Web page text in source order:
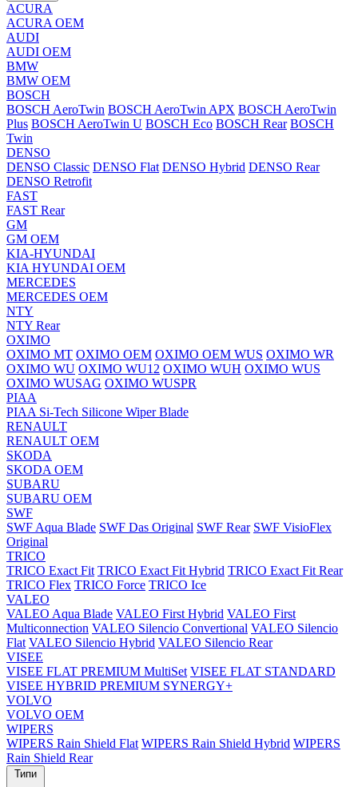
ACURA
ACURA OEM
AUDI
AUDI OEM
BMW
BMW OEM
BOSCH
BOSCH AeroTwin BOSCH AeroTwin APX BOSCH AeroTwin
Plus BOSCH AeroTwin U BOSCH Eco BOSCH Rear BOSCH
Twin
DENSO
DENSO Classic DENSO Flat DENSO Hybrid DENSO Rear
DENSO Retrofit
FAST
FAST Rear
GM
GM OEM
KIA-HYUNDAI
KIA HYUNDAI OEM
MERCEDES
MERCEDES OEM
NTY
NTY Rear
OXIMO
OXIMO MT OXIMO OEM OXIMO OEM WUS OXIMO WR
OXIMO WU OXIMO WU12 OXIMO WUH OXIMO WUS
OXIMO WUSAG OXIMO WUSPR
PIAA
PIAA Si-Tech Silicone Wiper Blade
RENAULT
RENAULT OEM
SKODA
SKODA OEM
SUBARU
SUBARU OEM
SWF
SWF Aqua Blade SWF Das Original SWF Rear SWF VisioFlex
Original
TRICO
TRICO Exact Fit TRICO Exact Fit Hybrid TRICO Exact Fit Rear
TRICO Flex TRICO Force TRICO Ice
VALEO
VALEO Aqua Blade VALEO First Hybrid VALEO First
Multiconnection VALEO Silencio Convertional VALEO Silencio
Flat VALEO Silencio Hybrid VALEO Silencio Rear
VISEE
VISEE FLAT PREMIUM MultiSet VISEE FLAT STANDARD
VISEE HYBRID PREMIUM SYNERGY+
VOLVO
VOLVO OEM
WIPERS
WIPERS Rain Shield Flat WIPERS Rain Shield Hybrid WIPERS
Rain Shield Rear
Типи